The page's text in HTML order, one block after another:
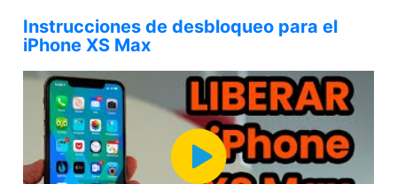
Instrucciones de desbloqueo para el
iPhone XS Max